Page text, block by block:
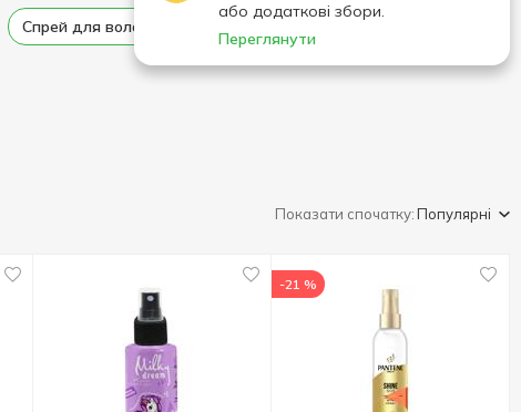
або додаткові збори.
Переглянути
Спрей для волосся Спеціальний догляд для волосся
Показати спочатку:Популярні
-21 %